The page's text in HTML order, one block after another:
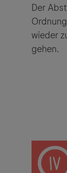
Der
wieder
gehen.